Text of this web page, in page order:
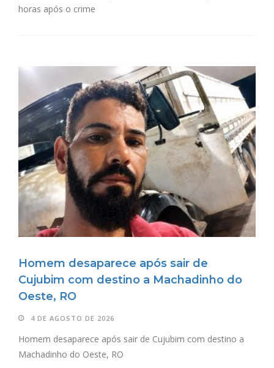
horas após o crime
Homem desaparece após sair de
Cujubim com destino a Machadinho do
Oeste, RO
4 DE AGOSTO DE 2026
Homem desaparece após sair de Cujubim com destino a
Machadinho do Oeste, RO